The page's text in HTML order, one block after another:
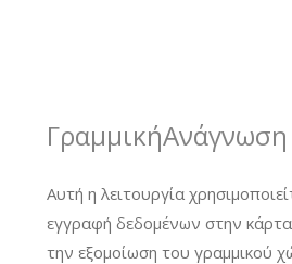
ΓραμμικήΑνάγνωση
Αυτή η λειτουργία
εγγραφή δεδομένων στην
την εξομοίωση του γραμμικού